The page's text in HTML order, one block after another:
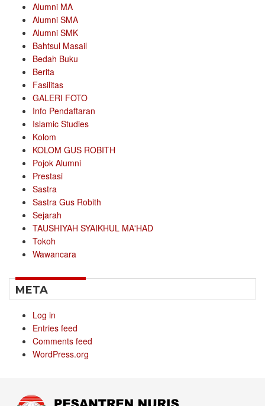
Alumni MA
Alumni SMA
Alumni SMK
Bahtsul Masail
Bedah Buku
Berita
Fasilitas
GALERI FOTO
Info Pendaftaran
Islamic Studies
Kolom
KOLOM GUS ROBITH
Pojok Alumni
Prestasi
Sastra
Sastra Gus Robith
Sejarah
TAUSHIYAH SYAIKHUL MA'HAD
Tokoh
Wawancara
META
Log in
Entries feed
Comments feed
WordPress.org